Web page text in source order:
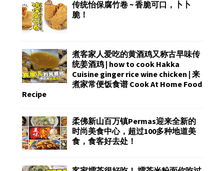
传统怡保腐竹卷 ~ 香脆可口，卜卜
脆！
煮客家人爱吃的黄酒鸡又称古早味传
统姜酒鸡 | how to cook Hakka
Cuisine ginger rice wine chicken | 来
煮家常便饭食谱 Cook At Home Food
Recipe
柔佛新山百万镇Permas迎来全新的
时尚美食中心，超过100多种地道美
食，食客好去处！